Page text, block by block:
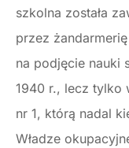
szkolna została
przez
na podjęcie nauki
1940 r., lecz tylko
nr 1, którą nadal
Władze